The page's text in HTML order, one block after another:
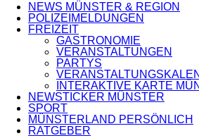
NEWS MÜNSTER & REGION
POLIZEIMELDUNGEN
FREIZEIT
GASTRONOMIE
VERANSTALTUNGEN
PARTYS
INTERAKTIVE KARTE
NEWSTICKER MÜNSTER
SPORT
MÜNSTERLAND PERSÖNLICH
RATGEBER
ANZEIGE